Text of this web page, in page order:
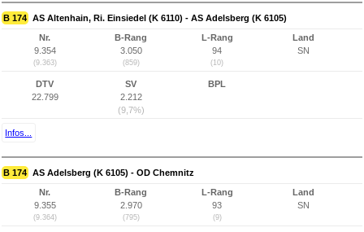
B 174 AS Altenhain, Ri. Einsiedel (K 6110) - AS Adelsberg (K 6105)
Nr.
9.354
(9.363)
B-Rang
3.050
(859)
L-Rang
94
(10)
Land
SN
DTV
22.799
SV
2.212
(9,7%)
BPL
Infos...
B 174 AS Adelsberg (K 6105) - OD Chemnitz
Nr.
9.355
(9.364)
B-Rang
2.970
(795)
L-Rang
93
(9)
Land
SN